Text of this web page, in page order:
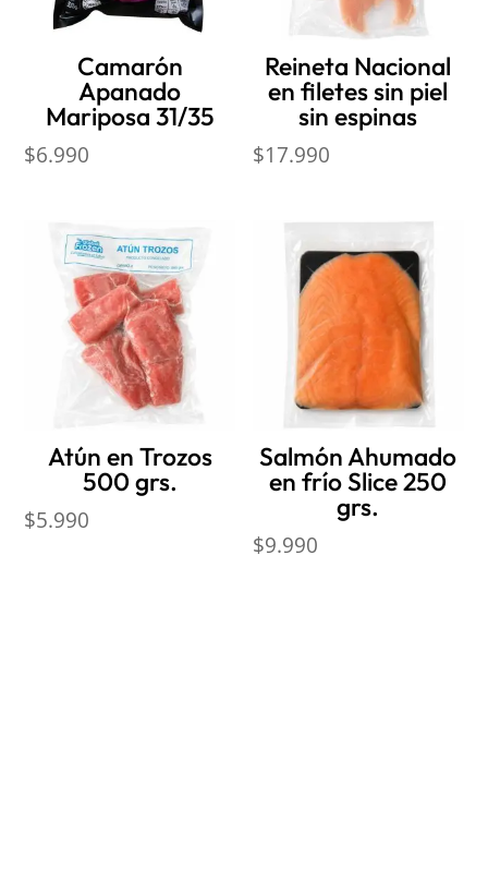
Camarón
Apanado
Mariposa 31/35
$6.990
Reineta Nacional
en filetes sin piel
sin espinas
$17.990
Atún en Trozos
500 grs.
$5.990
Salmón Ahumado
en frío Slice 250
grs.
$9.990